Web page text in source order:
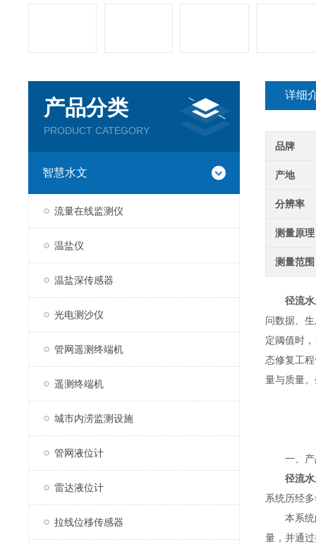
产品分类
PRODUCT CATEGORY
智慧水文
流量在线监测仪
温盐仪
温盐深传感器
光电测沙仪
管网遥测终端机
遥测终端机
城市内涝监测设施
管网液位计
雷达液位计
拉线位移传感器
详细
品牌
产地
分辨率
测量原理
测量范围
径流
问数据、
定阈值时
态修复工
量与质量
一、产
径流
系统历经
本系统由
量，并通